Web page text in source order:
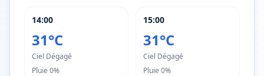
14:00
31°C
Ciel Dégagé
Pluie 0%
15:00
31°C
Ciel Dégagé
Pluie 0%